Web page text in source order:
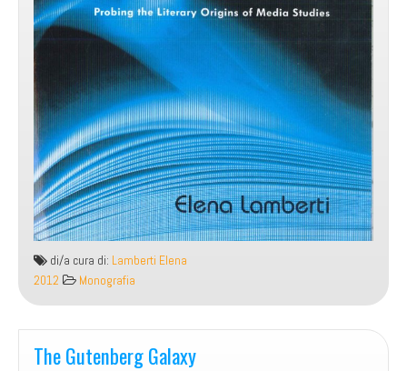
di/a cura di: Lamberti Elena
2012
Monografia
The Gutenberg Galaxy